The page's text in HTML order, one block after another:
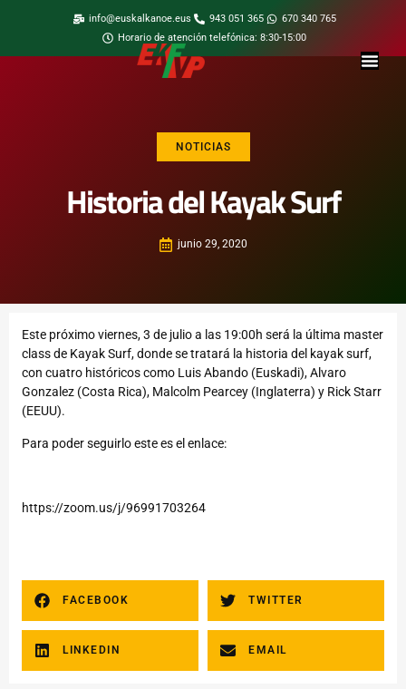
info@euskalkanoe.eus 943 051 365
670 340 765
Horario de atención telefónica: 8:30-15:00
NOTICIAS
Historia del Kayak Surf
junio 29, 2020
Este próximo viernes, 3 de julio a las 19:00h será la última master
class de Kayak Surf, donde se tratará la historia del kayak surf,
con cuatro históricos como Luis Abando (Euskadi), Alvaro
Gonzalez (Costa Rica), Malcolm Pearcey (Inglaterra) y Rick Starr
(EEUU).
Para poder seguirlo este es el enlace:
https://zoom.us/j/96991703264
FACEBOOK TWITTER
LINKEDIN EMAIL